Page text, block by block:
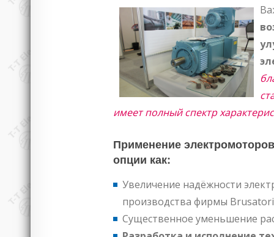
имеет полный спектр
Применение
опции как:
Увеличение надёжности
производства фирмы
Существенное уменьшение